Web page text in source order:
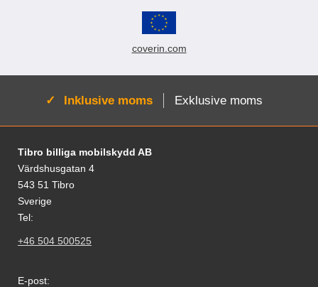
coverin.com
Aktiv:
Inklusive moms Exklusive moms
Fodnoter Blandede oplysninger og links
Tibro billiga mobilskydd AB
Värdshusgatan 4
543 51 Tibro
Sverige
Tel:
+46 504 500525
E-post: